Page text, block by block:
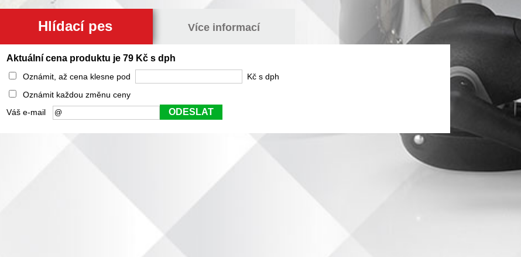
Hlídací pes Více informací
Aktuální cena produktu je 79 Kč s dph
Oznámit, až cena klesne pod
Kč s dph
Oznámit každou změnu ceny
Váš e-mail
ODESLAT